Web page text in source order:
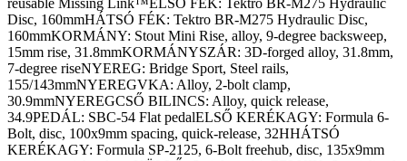
reusable Missing Link™ELSŐ FÉK: Tektro BR-M275 Hydraulic
Disc, 160mmHÁTSÓ FÉK: Tektro BR-M275 Hydraulic Disc,
160mmKORMÁNY: Stout Mini Rise, alloy, 9-degree backsweep,
15mm rise, 31.8mmKORMÁNYSZÁR: 3D-forged alloy, 31.8mm,
7-degree riseNYEREG: Bridge Sport, Steel rails,
155/143mmNYEREGVKA: Alloy, 2-bolt clamp,
30.9mmNYEREGCSŐ BILINCS: Alloy, quick release,
34.9PEDÁL: SBC-54 Flat pedalELSŐ KERÉKAGY: Formula 6-
Bolt, disc, 100x9mm spacing, quick-release, 32HHÁTSÓ
KERÉKAGY: Formula SP-2125, 6-Bolt freehub, disc, 135x9mm